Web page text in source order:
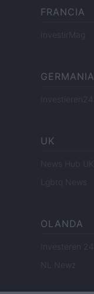
FRANCIA
InvestirMag
GERMANIA
Investieren24
UK
News Hub UK
Lgbtq News
OLANDA
Investeren 24
NL Newz